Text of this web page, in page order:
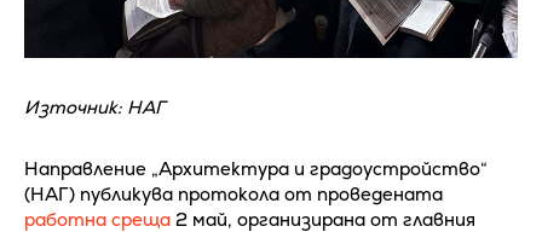
Източник: НАГ
Направление „Архитектура и градоустройство“
(НАГ) публикува протокола от проведената
работна среща 2 май, организирана от главния